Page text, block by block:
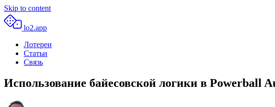
Skip to content
lo2.app
Лотереи
Статьи
Связь
Использование байесовской логики в Powerball